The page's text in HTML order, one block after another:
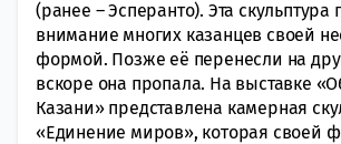
(ранее – Эсперанто). Эта скульптура
внимание многих казанцев своей
формой. Позже её перенесли на
вскоре она пропала. На выставке
Казани» представлена камерная
«Единение миров», которая своей